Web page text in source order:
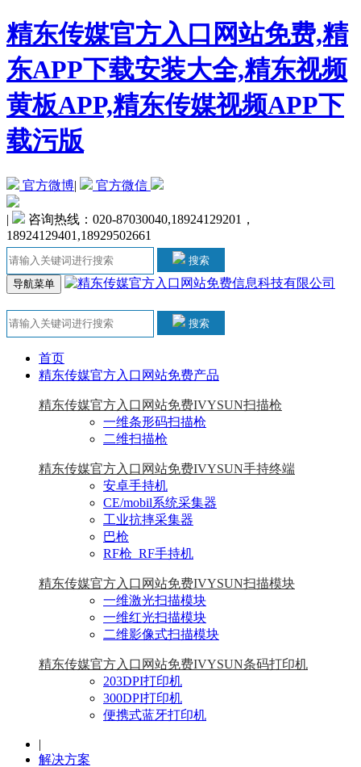
精东传媒官方入口网站免费,精
东APP下载安装大全,精东视频
黄板APP,精东传媒视频APP下
载污版
官方微博| 官方微信
|
咨询热线：020-87030040,18924129201，
18924129401,18929502661
搜索
导航菜单
搜索
首页
精东传媒官方入口网站免费产品
精东传媒官方入口网站免费IVYSUN扫描枪
一维条形码扫描枪
二维扫描枪
精东传媒官方入口网站免费IVYSUN手持终端
安卓手持机
CE/mobil系统采集器
工业抗摔采集器
巴枪
RF枪_RF手持机
精东传媒官方入口网站免费IVYSUN扫描模块
一维激光扫描模块
一维红光扫描模块
二维影像式扫描模块
精东传媒官方入口网站免费IVYSUN条码打印机
203DPI打印机
300DPI打印机
便携式蓝牙打印机
|
解决方案